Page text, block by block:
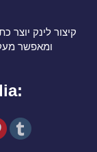
קיצור לינק יוצר
ומאפשר